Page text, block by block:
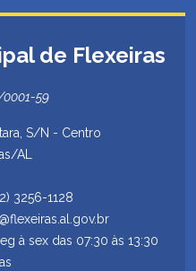
de Flexeiras
0001-59
S/N - Centro
AL
3256-1128
à sex das 07:30 às 13:30